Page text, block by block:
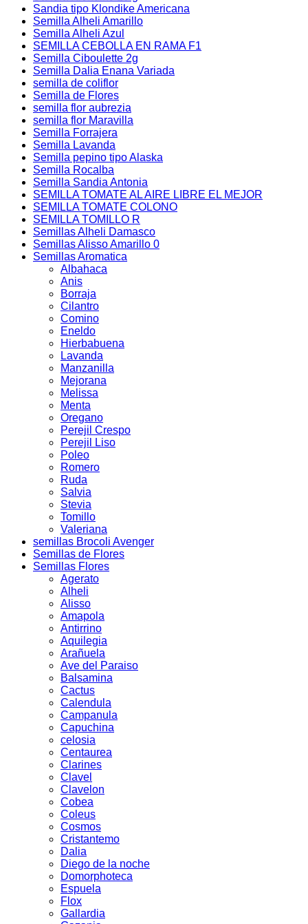
Sandia tipo Klondike Americana
Semilla Alheli Amarillo
Semilla Alheli Azul
SEMILLA CEBOLLA EN RAMA F1
Semilla Ciboulette 2g
Semilla Dalia Enana Variada
semilla de coliflor
Semilla de Flores
semilla flor aubrezia
semilla flor Maravilla
Semilla Forrajera
Semilla Lavanda
Semilla pepino tipo Alaska
Semilla Rocalba
Semilla Sandia Antonia
SEMILLA TOMATE AL AIRE LIBRE EL MEJOR
SEMILLA TOMATE COLONO
SEMILLA TOMILLO R
Semillas Alheli Damasco
Semillas Alisso Amarillo 0
Semillas Aromatica
Albahaca
Anis
Borraja
Cilantro
Comino
Eneldo
Hierbabuena
Lavanda
Manzanilla
Mejorana
Melissa
Menta
Oregano
Perejil Crespo
Perejil Liso
Poleo
Romero
Ruda
Salvia
Stevia
Tomillo
Valeriana
semillas Brocoli Avenger
Semillas de Flores
Semillas Flores
Agerato
Alheli
Alisso
Amapola
Antirrino
Aquilegia
Arañuela
Ave del Paraiso
Balsamina
Cactus
Calendula
Campanula
Capuchina
celosia
Centaurea
Clarines
Clavel
Clavelon
Cobea
Coleus
Cosmos
Cristantemo
Dalia
Diego de la noche
Domorphoteca
Espuela
Flox
Gallardia